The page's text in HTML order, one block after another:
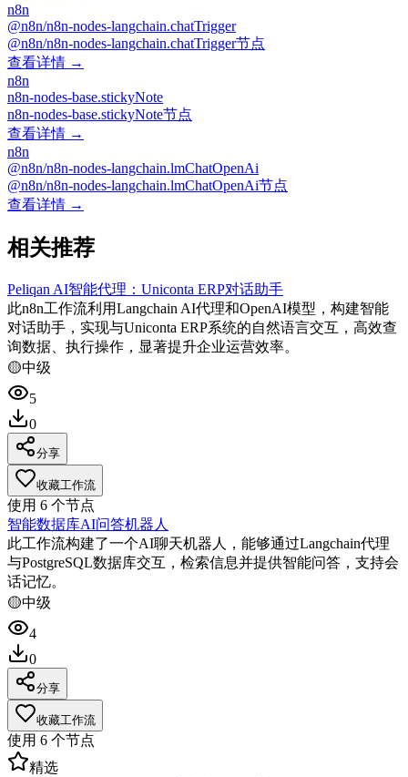
n8n
@n8n/n8n-nodes-langchain.chatTrigger
@n8n/n8n-nodes-langchain.chatTrigger节点
查看详情 →
n8n
n8n-nodes-base.stickyNote
n8n-nodes-base.stickyNote节点
查看详情 →
n8n
@n8n/n8n-nodes-langchain.lmChatOpenAi
@n8n/n8n-nodes-langchain.lmChatOpenAi节点
查看详情 →
相关推荐
Peliqan AI智能代理：Uniconta ERP对话助手
此n8n工作流利用Langchain AI代理和OpenAI模型，构建智能
对话助手，实现与Uniconta ERP系统的自然语言交互，高效查
询数据、执行操作，显著提升企业运营效率。
🟡中级
5
0
分享
收藏工作流
使用 6 个节点
智能数据库AI问答机器人
此工作流构建了一个AI聊天机器人，能够通过Langchain代理
与PostgreSQL数据库交互，检索信息并提供智能问答，支持会
话记忆。
🟡中级
4
0
分享
收藏工作流
使用 6 个节点
精选